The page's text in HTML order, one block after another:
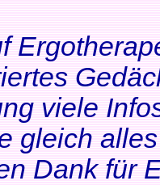
viele
gleich
Dank für